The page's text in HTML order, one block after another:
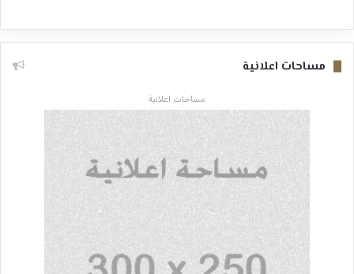
مساحات اعلانية
مساحات اعلانية